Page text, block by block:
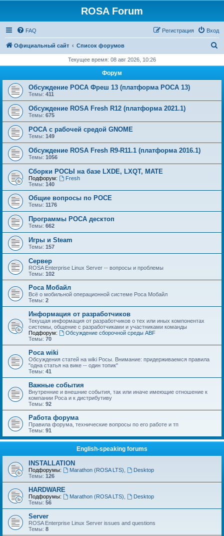
ROSA Forum
FAQ Вход
Регистрация
Официальный сайт Список форумов
с
Текущее время: 08 авг 2026, 10:26
Форум
Обсуждение РОСА Фреш 13 (платформа РОСА 13)
Темы: 411
Обсуждение ROSA Fresh R12 (платформа 2021.1)
Темы: 675
РОСА с рабочей средой GNOME
Темы: 149
Обсуждение ROSA Fresh R9-R11.1 (платформа 2016.1)
Темы: 1056
Сборки РОСЫ на базе LXDE, LXQT, MATE
Подфорум:
Fresh
Темы: 140
Общие вопросы по РОСЕ
Темы: 1176
Программы РОСА десктоп
Темы: 662
Игры и Steam
Темы: 157
Сервер
ROSA Enterprise Linux Server -- вопросы и проблемы
Темы: 102
Роса Мобайл
Всё о мобильной операционной системе Роса Мобайл
Темы: 2
Информация от разработчиков
Текущая информация от разработчиков о тех или иных компонентах
системы, общение с разработчиками и участниками команды
Подфорум:
Обсуждение сборочной среды ABF
Темы: 70
Роса wiki
Обсуждения статей на wiki Росы. Внимание: придерживаемся правила
"одна статья на вике -- один топик"
Темы: 41
Важные события
Внутренние и внешние события, так или иначе имеющие отношение к
компании Роса и к дистрибутиву
Темы: 92
Работа форума
Правила форума, технические вопросы по его работе и тп
Темы: 91
English-speaking forums
INSTALLATION
Подфорумы: Marathon (ROSA LTS)
Desktop
Темы: 126
HARDWARE
Подфорумы: Marathon (ROSA LTS)
Desktop
Темы: 56
Server
ROSA Enterprise Linux Server issues and questions
Темы: 8